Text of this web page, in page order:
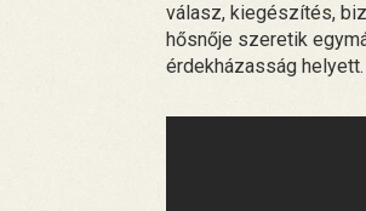
válasz, kiegészítés,
hősnője szeretik
érdekházasság